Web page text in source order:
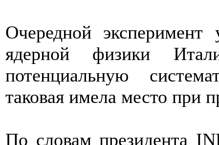
Очередной
ядерной физики
потенциальную
таковая имела место при
По словам президента